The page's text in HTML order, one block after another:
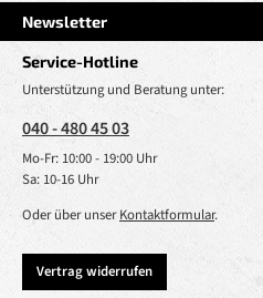
Newsletter
Service-Hotline
Unterstützung und Beratung unter:
040 - 480 45 03
Mo-Fr: 10:00 - 19:00 Uhr
Sa: 10-16 Uhr
Oder über unserKontaktformular.
Vertrag widerrufen